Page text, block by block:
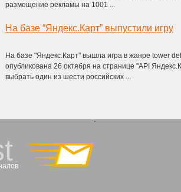
размещение рекламы на 1001 ...
На базе “Яндекс.Карт” выпустили игру
На базе "Яндекс.Карт" вышла игра в жанре tower
опубликована 26 октября на странице "API
выбрать один из шести российских ...
`